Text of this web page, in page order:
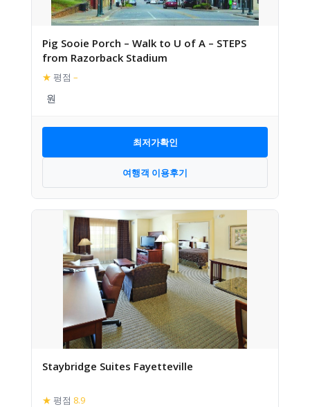
Pig Sooie Porch – Walk to U of A – STEPS
from Razorback Stadium
★ 평점 –
최저가확인
여행객 이용후기
Staybridge Suites Fayetteville
★ 평점 8.9